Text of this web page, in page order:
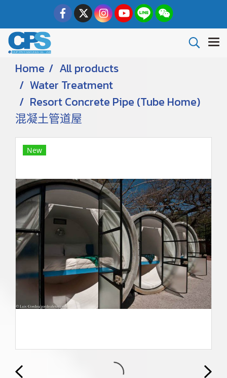
Home
All products
Water Treatment
Resort Concrete Pipe (Tube Home)
混凝土管道屋
New